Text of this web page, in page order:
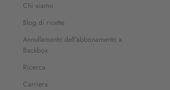
Chi siamo
Blog di ricette
Annullamento dell'abbonamento a
Backbox
Ricerca
Carriera